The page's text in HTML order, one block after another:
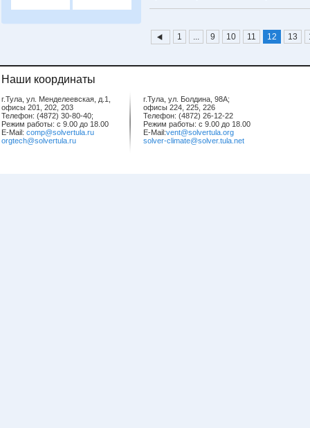
1 ... 9 10 11 12 13
Наши координаты
г.Тула, ул. Менделеевская, д.1,
офисы 201, 202, 203
Телефон: (4872) 30-80-40;
Режим работы: с 9.00 до 18.00
E-Mail: comp@solvertula.ru
orgtech@solvertula.ru
г.Тула, ул. Болдина, 98А;
офисы 224, 225, 226
Телефон: (4872) 26-12-22
Режим работы: с 9.00 до 18.00
E-Mail:vent@solvertula.org
solver-climate@solver.tula.net